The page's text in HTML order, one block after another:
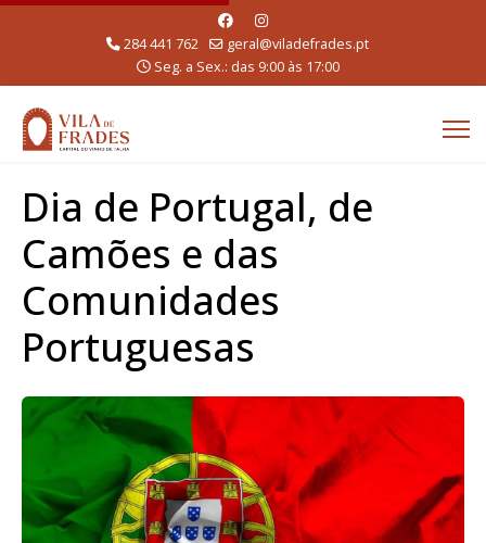
284 441 762
geral@viladefrades.pt
Seg. a Sex.: das 9:00 às 17:00
Dia de Portugal, de
Camões e das
Comunidades
Portuguesas